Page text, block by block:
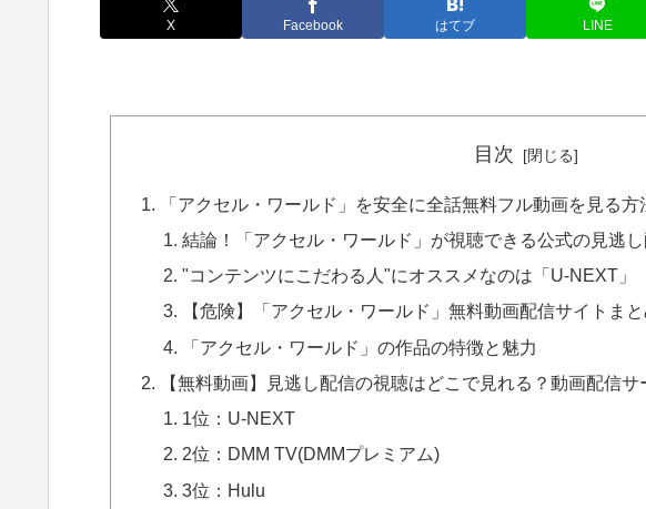
X Facebook はてブ LINE
目次
「アクセル・ワールド」を安全に全話無料フル動画を見る
結論！「アクセル・ワールド」が視聴できる公式の見逃
"コンテンツにこだわる人"にオススメなのは「U-NEXT」
【危険】「アクセル・ワールド」無料動画配信サイトま
「アクセル・ワールド」の作品の特徴と魅力
【無料動画】見逃し配信の視聴はどこで見れる？動画配信
1位：U-NEXT
2位：DMM TV(DMMプレミアム)
3位：Hulu